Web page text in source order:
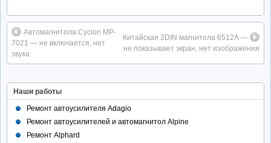
Автомагнитола Cyclon MP-
7021 — не включается, нет
звука
Китайская 2DIN магнитола 6512A —
не показывает экран, нет изображения
Наши работы
Ремонт автоусилителя Adagio
Ремонт автоусилителей и автомагнитол Alpine
Ремонт Alphard